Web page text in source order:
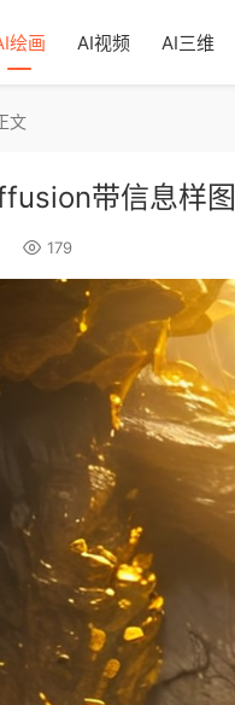
绘画 AI视频 AI三维
文
带信息样
179